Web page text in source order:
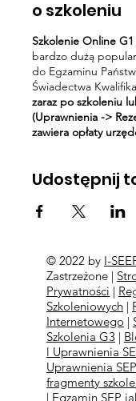
o szkoleniu
Szkolenie Online
bardzo dużą
do Egzaminu
Świadectwa
zaraz po szkoleniu
(Uprawnienia ->
zawiera opłaty
Udostępnij
© 2022 by I-
Zastrzeżone |
Prywatności |
Szkoleniowych|
Internetowego |
Szkolenia G3 |
l Uprawnienia
Uprawnienia
fragmenty
| Egzamin SEP